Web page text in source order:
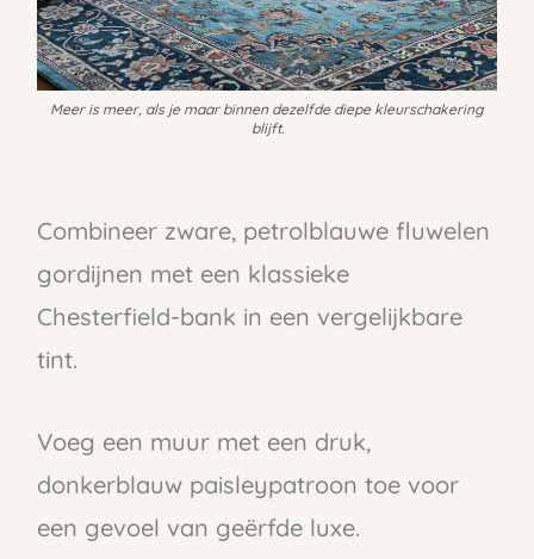
Meer is meer, als je maar binnen dezelfde diepe kleurschakering
blijft.
Combineer zware, petrolblauwe fluwelen
gordijnen met een klassieke
Chesterfield-bank in een vergelijkbare
tint.
Voeg een muur met een druk,
donkerblauw paisleypatroon toe voor
een gevoel van geërfde luxe.